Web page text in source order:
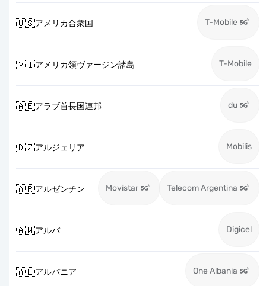
🇺🇸アメリカ合衆国 T-Mobile
🇻🇮アメリカ領ヴァージン諸島 T-Mobile
🇦🇪アラブ首長国連邦 du
🇩🇿アルジェリア Mobilis
🇦🇷アルゼンチン Movistar Telecom Argentina
🇦🇼アルバ Digicel
🇦🇱アルバニア One Albania